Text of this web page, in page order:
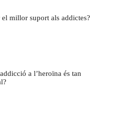
millor suport als addictes?
a l’heroïna és tan